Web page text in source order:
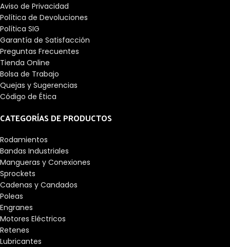
Aviso de Privacidad
Política de Devoluciones
Política SIG
Garantía de Satisfacción
Preguntas Frecuentes
Tienda Online
Bolsa de Trabajo
Quejas y Sugerencias
Código de Ética
CATEGORÍAS DE PRODUCTOS
Rodamientos
Bandas Industriales
Mangueras y Conexiones
Sprockets
Cadenas y Candados
Poleas
Engranes
Motores Eléctricos
Retenes
Lubricantes